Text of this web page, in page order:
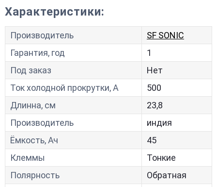
Характеристики:
Производитель
SF SONIC
Гарантия, год
1
Под заказ
Нет
Ток холодной прокрутки, A
500
Длинна, см
23,8
Производитель
индия
Ёмкость, Ач
45
Клеммы
Тонкие
Полярность
Обратная